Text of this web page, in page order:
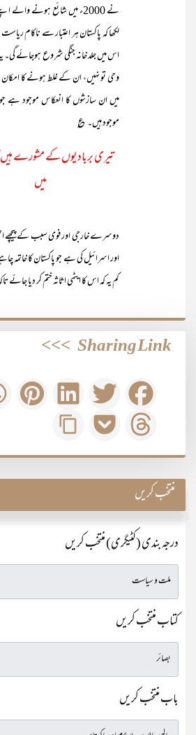
نے 2000ء میں شائع ہونے
لکھا کہ پاکستان ہر اعتبار سے ناکام
اس میں جلد خانہ جنگی شروع ہوجائے گی۔
وحی تو نہیں، ان کے غلط ہونے کا
میں ان سازشوں کا انعکاس موجود ہے
موجود ہیں۔ ؏
تیری بربادیوں کے مشورے
میں
دوسرے خارجی اور فوی سبب کے پیچھے
اور اسرائیل کی ہے جو پاکستان کا خاتمہ
کم یہ کہ اس کا ایٹمی اثاثہ ختم کر دیا جائے
Sharing Link
>>>
منتخب کریں
درجہ بندی (کٹیگری) منتخب کریں
کتاب منتخب کریں
باب منتخب کریں